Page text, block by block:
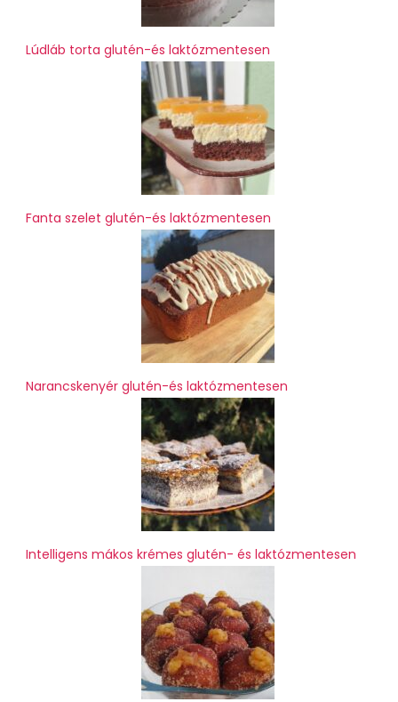
Lúdláb torta glutén-és laktózmentesen
Fanta szelet glutén-és laktózmentesen
Narancskenyér glutén-és laktózmentesen
Intelligens mákos krémes glutén- és laktózmentesen